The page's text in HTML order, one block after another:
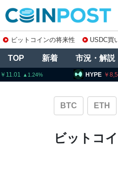
ビットコインの将来性 USDC買
TOP 新着 市況・解説
HYPE 8,548.50
BTC ETH
ビットコ